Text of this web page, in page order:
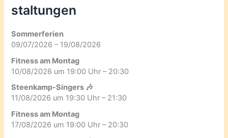
staltungen
Sommerferien
09/07/2026 – 19/08/2026
Fitness am Montag
10/08/2026 um 19:00 Uhr – 20:30
Steenkamp-Singers 🎶
11/08/2026 um 19:30 Uhr – 21:30
Fitness am Montag
17/08/2026 um 19:00 Uhr – 20:30